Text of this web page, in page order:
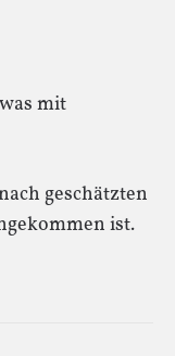
mit
geschätzten
ist.